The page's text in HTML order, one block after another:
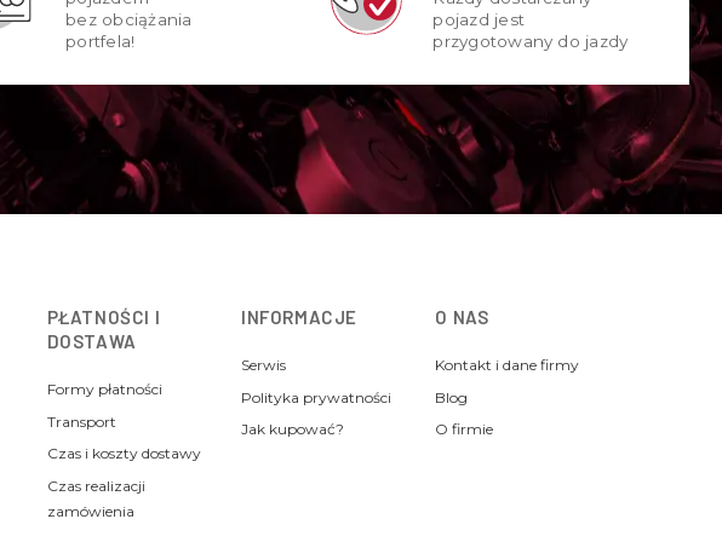
bez obciążania
portfela!
pojazd jest
przygotowany do jazdy
PŁATNOŚCI I
DOSTAWA
Formy płatności
Transport
Czas i koszty dostawy
Czas realizacji
zamówienia
INFORMACJE
Serwis
Polityka prywatności
Jak kupować?
O NAS
Kontakt i dane firmy
Blog
O firmie